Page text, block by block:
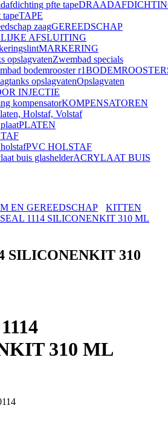
TAPE
GEREEDSCHAP
AFSLUITING
MARKERING
Zwembad specials
Opslagvaten
INJECTIE
KOMPENSATOREN
Holstaf, Volstaf
PLATEN
PVC HOLSTAF
ACRYLAAT BUIS
EN GEREEDSCHAP
KITTEN
1114 SILICONENKIT 310 ML
SILICONENKIT 310
310 ML